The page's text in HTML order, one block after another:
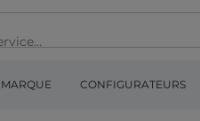
MARQUE CONFIGURATEURS